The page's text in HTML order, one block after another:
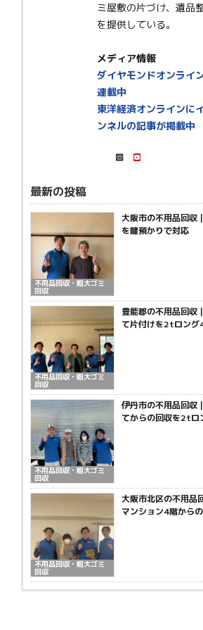
ミ屋敷の片づけ、遺品
を提供している。
メディア情報
ダイヤモンドオンライ
連載中
東洋経済オンラインに
ンネルの記事が掲載中
最新の投稿
不用品回収・粗大ゴミ
回収
大阪市の不用品回収
を鍵預かりで対応
不用品回収・粗大ゴミ
回収
豊能郡の不用品回収
て片付けを2tロング
不用品回収・粗大ゴミ
回収
伊丹市の不用品回収
てからの回収を2tロ
不用品回収・粗大ゴミ
回収
大阪市北区の不用品
マンション4階から